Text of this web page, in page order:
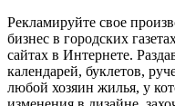
Рекламируйте свое
бизнес в городских
сайтах в Интернете.
календарей, буклетов,
любой хозяин жилья, у